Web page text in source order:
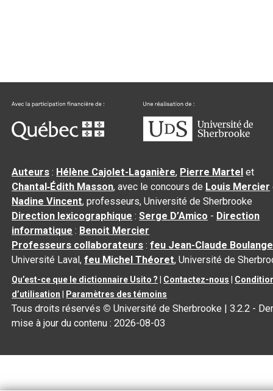
Auteurs : Hélène Cajolet-Laganière, Pierre Martel et
Chantal‑Édith Masson, avec le concours de Louis Mercier
Nadine Vincent, professeurs, Université de Sherbrooke
Direction lexicographique :Serge D’Amico - Direction
informatique : Benoit Mercier
Professeurs collaborateurs :feu Jean-Claude
Université Laval,feu Michel Théoret, Université de
Qu’est-ce que le dictionnaire Usito ? Contactez-nous
d’utilisation
Paramètres des témoins
Tous droits réservés © Université de Sherbrooke |3.2.2 -
mise à jour du contenu :2026-08-03